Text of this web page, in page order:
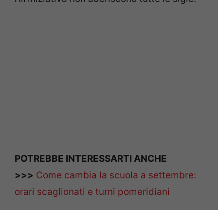
POTREBBE INTERESSARTI ANCHE
>>> Come cambia la scuola a settembre:
orari scaglionati e turni pomeridiani